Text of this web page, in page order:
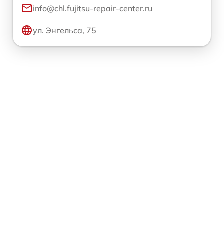
info@chl.fujitsu-repair-center.ru
ул. Энгельса, 75